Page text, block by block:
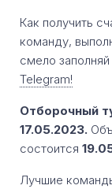
Как получить
команду,
смело заполняй
Telegram!
Отборочный
17.05.2023.
состоится
Лучшие